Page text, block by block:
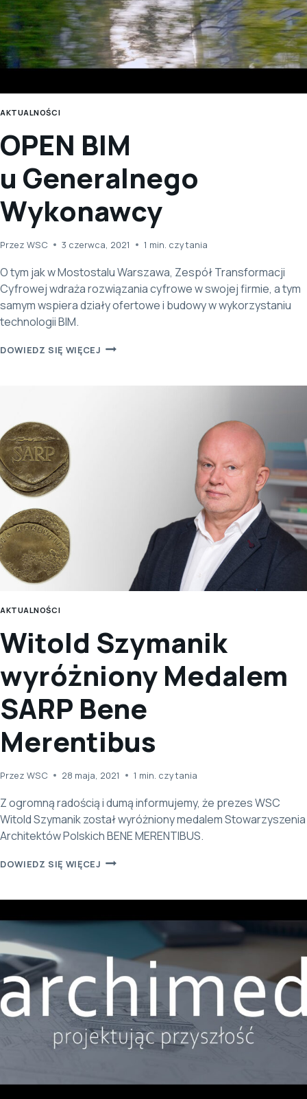
AKTUALNOŚCI
OPEN BIM
u Generalnego
Wykonawcy
Przez WSC 3 czerwca, 2021 1 min. czytania
O tym jak w Mostostalu Warszawa, Zespół Transformacji
Cyfrowej wdraża rozwiązania cyfrowe w swojej firmie, a tym
samym wspiera działy ofertowe i budowy w wykorzystaniu
technologii BIM.
DOWIEDZ SIĘ WIĘCEJ OPEN
AKTUALNOŚCI
Witold Szymanik
wyróżniony Medalem
SARP Bene
Merentibus
Przez WSC 28 maja, 2021 1 min. czytania
Z ogromną radością i dumą informujemy, że prezes WSC
Witold Szymanik został wyróżniony medalem Stowarzyszenia
Architektów Polskich BENE MERENTIBUS.
DOWIEDZ SIĘ WIĘCEJ WITOLD
MERENTIBUS